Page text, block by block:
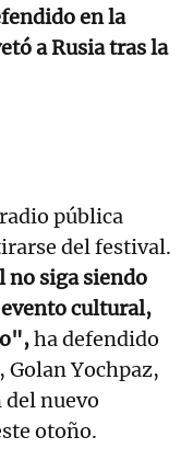
en la
a Rusia tras la
pública
del festival.
no siga siendo
cultural,
ha defendido
Golan Yochpaz,
del nuevo
otoño.